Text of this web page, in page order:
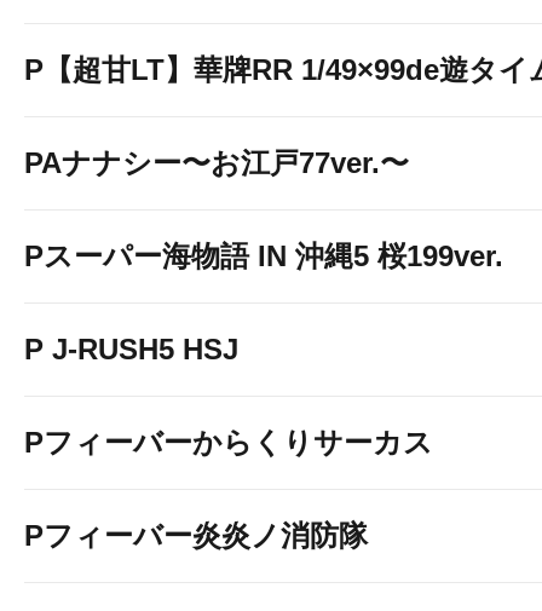
P【超甘LT】華牌RR 1/49×99de遊タイ
PAナナシー〜お江戸77ver.〜
Pスーパー海物語 IN 沖縄5 桜199ver.
P J-RUSH5 HSJ
Pフィーバーからくりサーカス
Pフィーバー炎炎ノ消防隊